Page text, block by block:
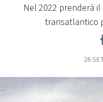
WEB
RADIO
NEWS
Nel 2022 prenderà
transatlantico
26